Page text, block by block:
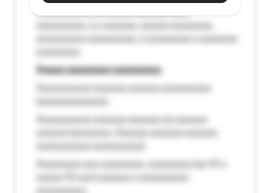
Aaaaaaaaaa aa aaaaa aaaaaaaaaa
Aaaaa aaaaaaaa aaaaaaaaa